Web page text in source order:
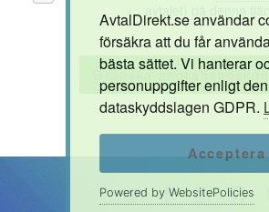
AvtalDirekt.se användar
försäkra att du får
bästa sättet. Vi hanterar
personuppgifter enligt
dataskyddslagen GDPR.
Acceptera
Powered by WebsitePolicies
avtalet) på denna
Granska